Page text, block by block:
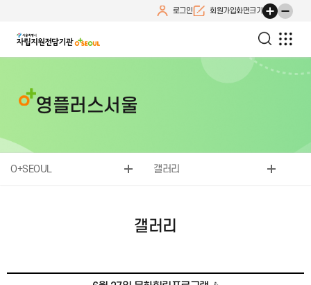
로그인 회원가입화면크기
영플러스서울
O+SEOUL 갤러리
갤러리